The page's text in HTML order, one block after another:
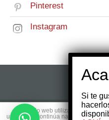
Pinterest
Instagram
© 2017 Copyright by
Este sitio web utiliza cookies
usuario. Si continúa navegando está
Si te